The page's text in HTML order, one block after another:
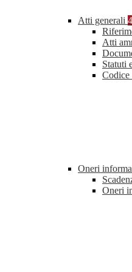
Atti generali
Atti
Statuti
Codice
Oneri
Oneri